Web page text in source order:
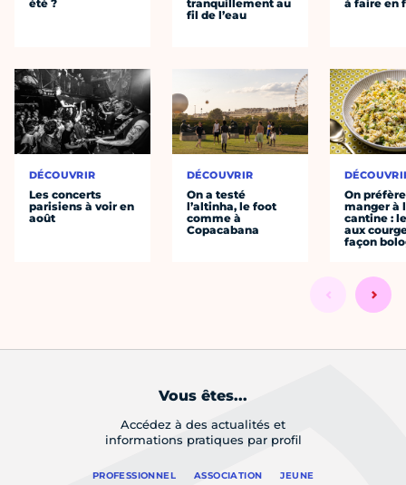
été ?
DÉCOUVRIR
Les concerts
parisiens à voir en
août
tranquillement au
fil de l’eau
DÉCOUVRIR
On a testé
l’altinha, le foot
comme à
Copacabana
à faire en
On préfère
manger à
cantine :
aux
façon
Vous êtes...
Accédez à des actualités et
informations pratiques par profil
PROFESSIONNEL ASSOCIATION JEUNE